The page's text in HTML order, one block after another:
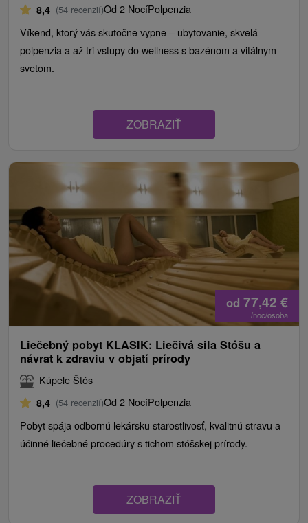
8,4 (54 recenzií)Od 2 NocíPolpenzia
Víkend, ktorý vás skutočne vypne – ubytovanie, skvelá
polpenzia a až tri vstupy do wellness s bazénom a vitálnym
svetom.
ZOBRAZIŤ
od 77,42 €
/noc/osoba
Liečebný pobyt KLASIK: Liečivá sila Stóšu a
návrat k zdraviu v objatí prírody
Kúpele Štós
8,4 (54 recenzií)Od 2 NocíPolpenzia
Pobyt spája odbornú lekársku starostlivosť, kvalitnú stravu a
účinné liečebné procedúry s tichom stóšskej prírody.
ZOBRAZIŤ